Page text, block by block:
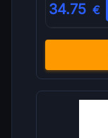
34.75 €